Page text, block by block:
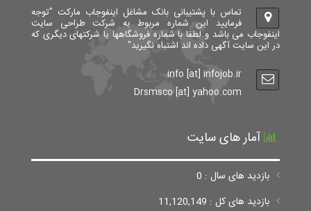
تماس با پشتیبانی بانک مشاغل اینفوجاب مارکت "توجه
فرمایید این شماره مربوط به شرکت طراحی سایت
اینفوجاب می باشد و لطفا با شماره فروشگاهها یا شرکتهای دیگری که
در این سایت آگهی داده اند اشتباه نگیرید"
info [at] infojob.ir
Drsmsco [at] yahoo.com
آمار های سایت
بازدید های سال : 0
بازدید های کل : 11,120,149